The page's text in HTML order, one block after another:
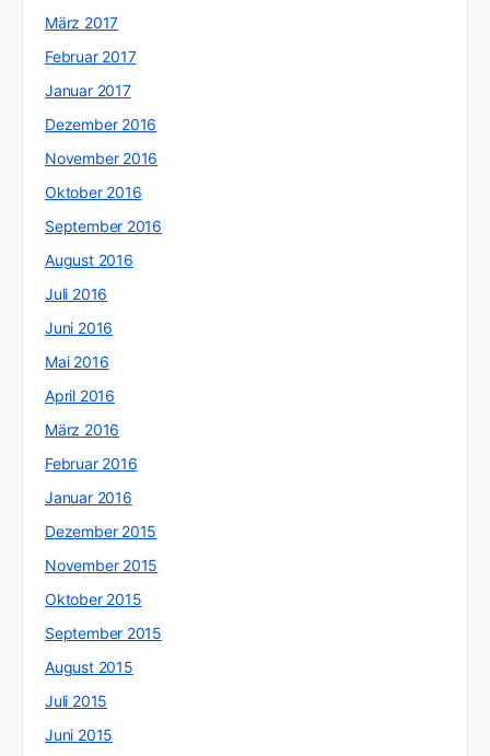
März 2017
Februar 2017
Januar 2017
Dezember 2016
November 2016
Oktober 2016
September 2016
August 2016
Juli 2016
Juni 2016
Mai 2016
April 2016
März 2016
Februar 2016
Januar 2016
Dezember 2015
November 2015
Oktober 2015
September 2015
August 2015
Juli 2015
Juni 2015